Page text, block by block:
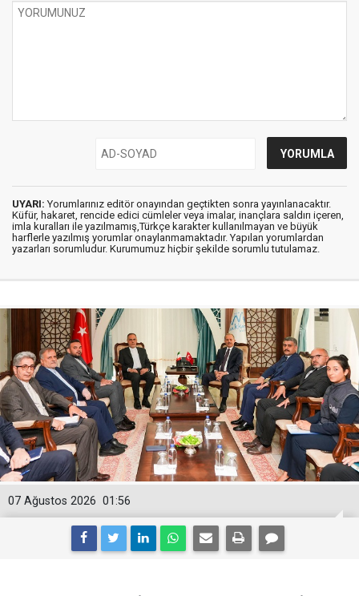
UYARI: Yorumlarınız editör onayından geçtikten sonra yayınlanacaktır.
Küfür, hakaret, rencide edici cümleler veya imalar, inançlara saldırı içeren,
imla kuralları ile yazılmamış,Türkçe karakter kullanılmayan ve büyük
harflerle yazılmış yorumlar onaylanmamaktadır. Yapılan yorumlardan
yazarları sorumludur. Kurumumuz hiçbir şekilde sorumlu tutulamaz.
01:56
07 Ağustos 2026